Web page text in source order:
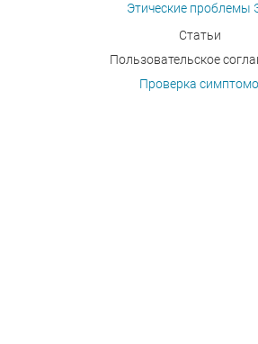
Этические проблемы
Статьи
Пользовательское
Проверка